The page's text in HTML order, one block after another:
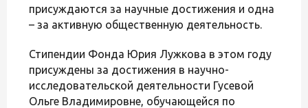
присуждаются за научные достижения и одна
– за активную общественную деятельность.
Стипендии Фонда Юрия Лужкова в этом году
присуждены за достижения в научно-
исследовательской деятельности Гусевой
Ольге Владимировне, обучающейся по